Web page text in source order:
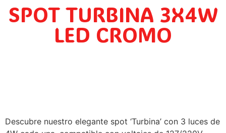
SPOT TURBINA 3X4W
LED CROMO
Descubre nuestro elegante spot ‘Turbina’ con 3 luces de